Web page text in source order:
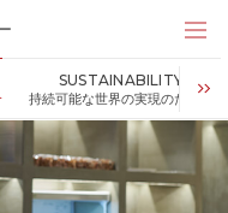
SUSTAINABILITY
持続可能な世界の実現のために